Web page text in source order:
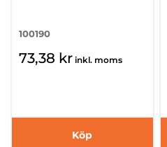
100190
73,38 kr inkl. moms
Köp